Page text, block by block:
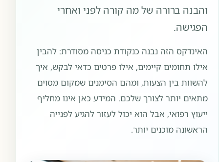
והבנה ברורה של מה קורה לפני ואחרי
הפגישה.
האינדקס הזה נבנה כנקודת כניסה מסודרת: להבין
אילו תחומים קיימים, אילו פרטים כדאי לבקש, איך
להשוות בין הצעות, ומהם הסימנים שמקום מסוים
מתאים יותר לצורך שלכם. המידע כאן אינו מחליף
ייעוץ רפואי, אבל הוא יכול לעזור להגיע לפנייה
הראשונה מוכנים יותר.